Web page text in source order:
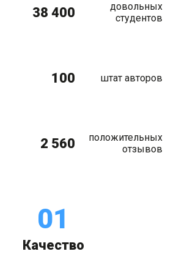
38 400
довольных
студентов
100 штат авторов
2 560
положительных
отзывов
01
Качество